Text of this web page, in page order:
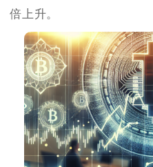
倍上升。